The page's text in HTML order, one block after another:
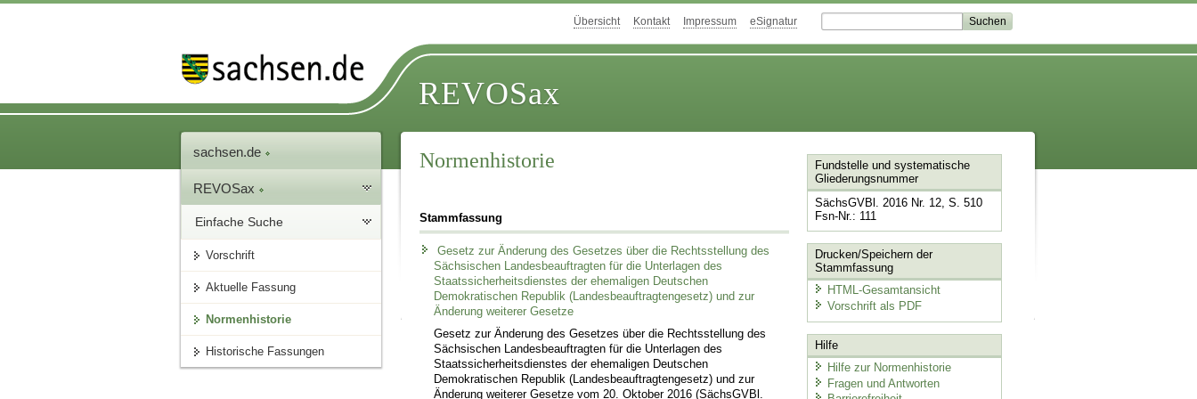
Übersicht Kontakt Impressum eSignatur
REVOSax
sachsen.de
REVOSax
Einfache Suche
Vorschrift
Aktuelle Fassung
Normenhistorie
Historische Fassungen
Normenhistorie
Stammfassung
Gesetz zur Änderung des Gesetzes über die Rechtsstellung des
Sächsischen Landesbeauftragten für die Unterlagen des
Staatssicherheitsdienstes der ehemaligen Deutschen
Demokratischen Republik (Landesbeauftragtengesetz) und zur
Änderung weiterer Gesetze
Gesetz zur Änderung des Gesetzes über die Rechtsstellung des
Sächsischen Landesbeauftragten für die Unterlagen des
Staatssicherheitsdienstes der ehemaligen Deutschen
Demokratischen Republik (Landesbeauftragtengesetz) und zur
Änderung weiterer Gesetze vom 20. Oktober 2016 (SächsGVBl.
Fundstelle und systematische
Gliederungsnummer
SächsGVBl. 2016 Nr. 12, S. 510
Fsn-Nr.: 111
Drucken/Speichern der
Stammfassung
HTML-Gesamtansicht
Vorschrift als PDF
Hilfe
Hilfe zur Normenhistorie
Fragen und Antworten